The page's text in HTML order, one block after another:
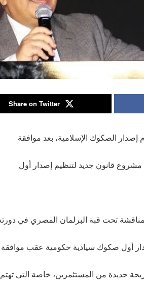
Share on Twitter
الصكوك الإسلامية، بعد موافقة
قانون جديد لتنظيم إصدار أول
تحت قبة البرلمان المصري في
أول صكوك سيادية حكومية عقب موافقة
جديدة من المستثمرين، خاصة التي تهتم